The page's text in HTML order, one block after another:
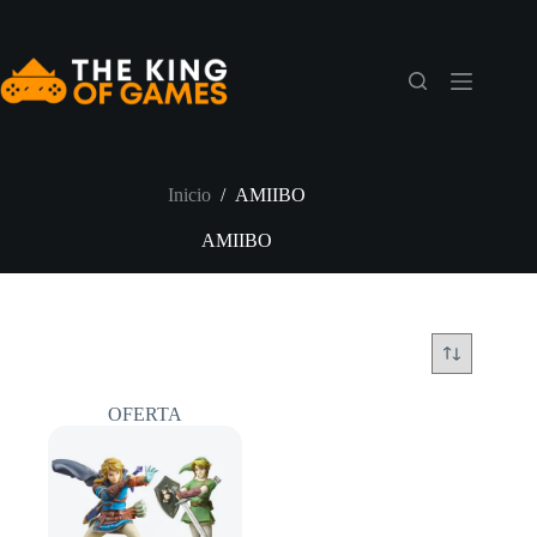
Inicio / AMIIBO
AMIIBO
OFERTA